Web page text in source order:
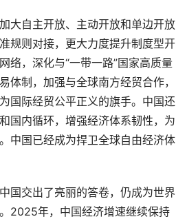
大自主开放、主动开放和单边开放
规则对接，更大力度提升制度型开
络，深化与“一带一路”国家高质量
体制，加强与全球南方经贸合作，
国际经贸公平正义的旗手。中国还
国内循环，增强经济体系韧性，为
中国已经成为捍卫全球自由经济体
国交出了亮丽的答卷，仍成为世界
2025年，中国经济增速继续保持